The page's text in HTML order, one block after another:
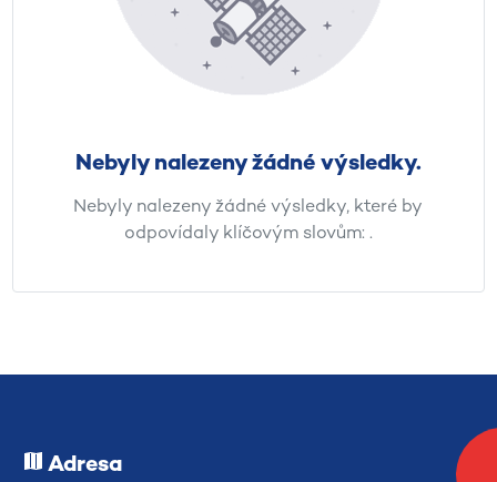
Nebyly nalezeny žádné výsledky.
Nebyly nalezeny žádné výsledky, které by
odpovídaly klíčovým slovům: .
Adresa